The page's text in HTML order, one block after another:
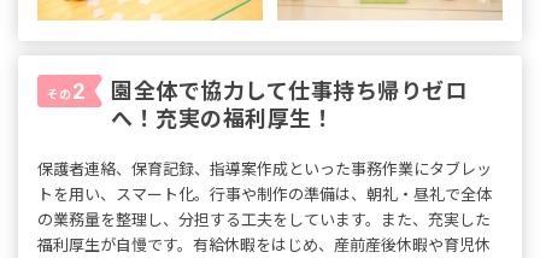
その2
園全体で協力して仕事持ち帰りゼロ
へ！充実の福利厚生！
保護者連絡、保育記録、指導案作成といった事務作業にタブレッ
トを用い、スマート化。行事や制作の準備は、朝礼・昼礼で全体
の業務量を整理し、分担する工夫をしています。また、充実した
福利厚生が自慢です。有給休暇をはじめ、産前産後休暇や育児休